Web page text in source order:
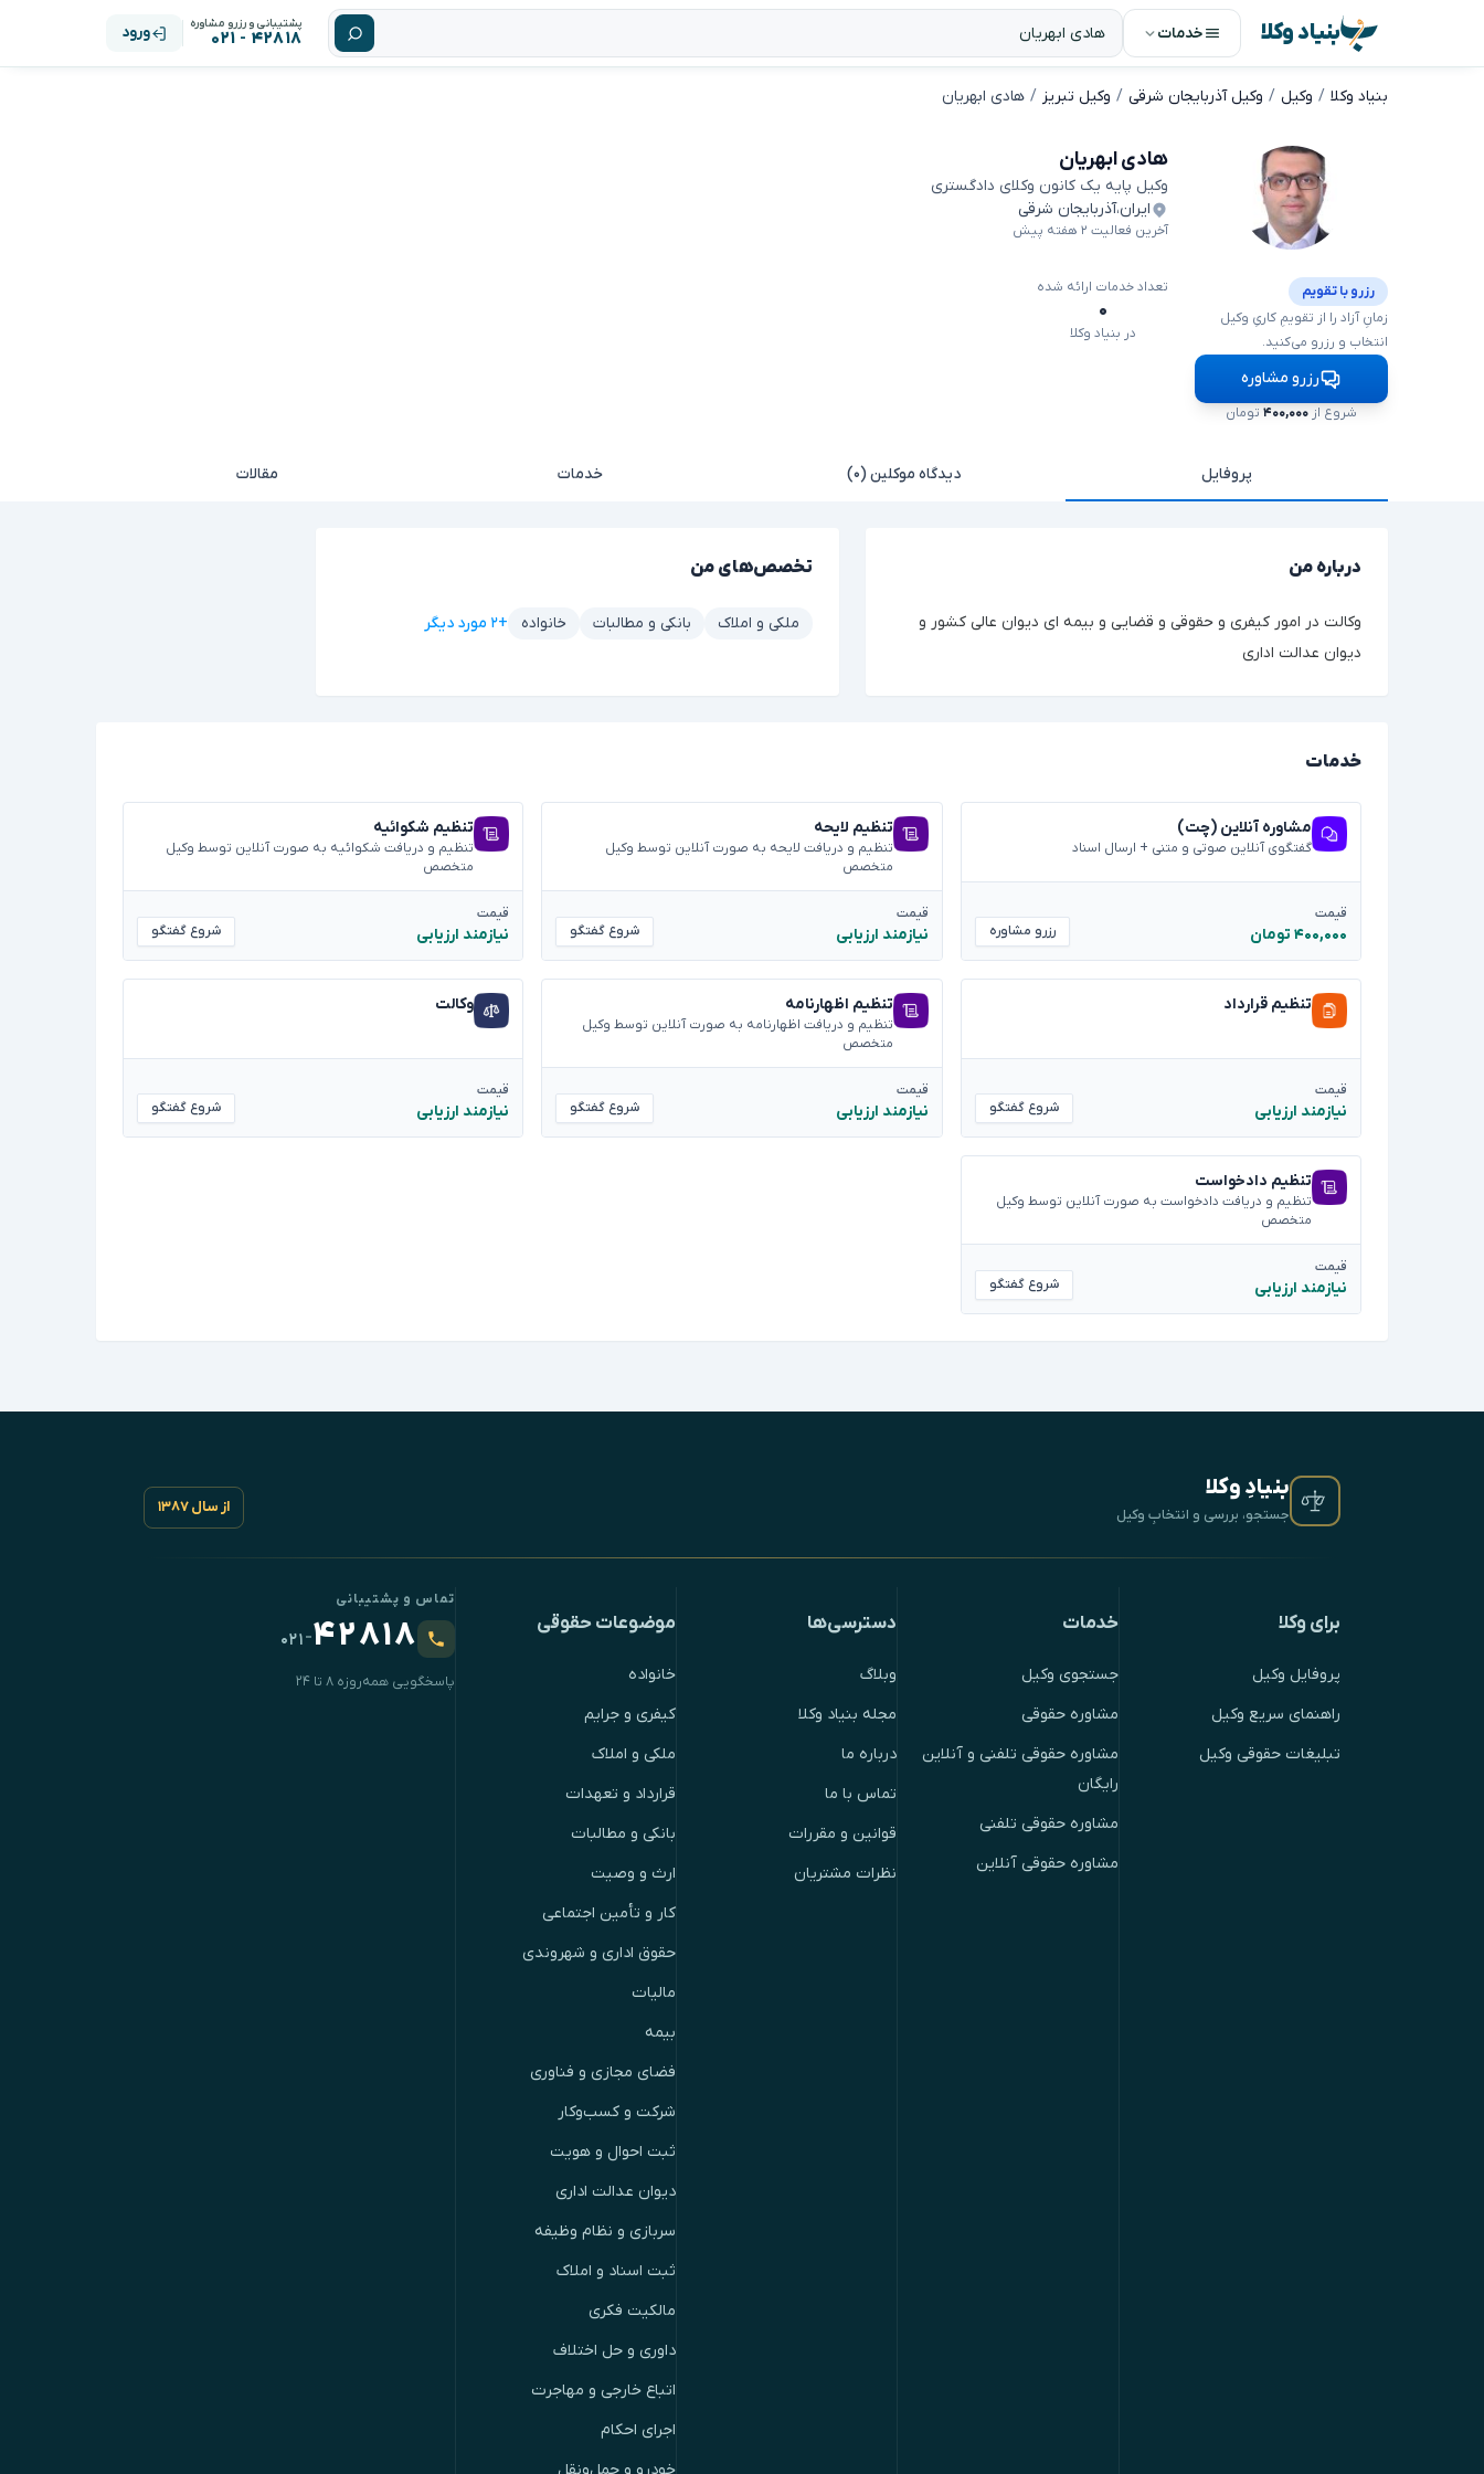
بنیاد وکلا خدمات پشتیبانی و رزرو مشاوره
۴۲۸۱۸ - ۰۲۱ ورود
بنیاد وکلا وکیل وکیل آذربایجان شرقی وکیل تبریز هادی ابهریان
هادی ابهریان
وکیل پایه یک کانون وکلای دادگستری
ایران،آذربایجان شرقی
آخرین فعالیت ۲ هفته پیش
تعداد خدمات ارائه شده
۰
در بنیاد وکلا
رزرو با تقویم
زمانِ آزاد را از تقویمِ کاریِ وکیل
انتخاب و رزرو می‌کنید.
رزرو مشاوره
شروع از ۴۰۰,۰۰۰ تومان
پروفایل دیدگاه موکلین (۰) خدمات مقالات
درباره من
وکالت در امور کیفری و حقوقی و قضایی و بیمه ای دیوان عالی کشور و
دیوان عدالت اداری
تخصص‌های من
ملکی و املاک بانکی و مطالبات خانواده +۲ مورد دیگر
خدمات
مشاوره آنلاین (چت)
گفتگوی آنلاین صوتی و متنی + ارسال اسناد
قیمت
۴۰۰,۰۰۰ تومان رزرو مشاوره
تنظیم لایحه
تنظیم و دریافت لایحه به صورت آنلاین توسط وکیل
متخصص
قیمت
نیازمند ارزیابی شروع گفتگو
تنظیم شکوائیه
تنظیم و دریافت شکوائیه به صورت آنلاین توسط وکیل
متخصص
قیمت
نیازمند ارزیابی شروع گفتگو
تنظیم قرارداد
قیمت
نیازمند ارزیابی شروع گفتگو
تنظیم اظهارنامه
تنظیم و دریافت اظهارنامه به صورت آنلاین توسط وکیل
متخصص
قیمت
نیازمند ارزیابی شروع گفتگو
وکالت
قیمت
نیازمند ارزیابی شروع گفتگو
تنظیم دادخواست
تنظیم و دریافت دادخواست به صورت آنلاین توسط وکیل
متخصص
قیمت
نیازمند ارزیابی شروع گفتگو
بنیادِ وکلا
جستجو، بررسی و انتخابِ وکیل از سال ۱۳۸۷
برای وکلا
پروفایل وکیل
راهنمای سریع وکیل
تبلیغات حقوقی وکیل
خدمات
جستجوی وکیل
مشاوره حقوقی
مشاوره حقوقی تلفنی و آنلاین
رایگان
مشاوره حقوقی تلفنی
مشاوره حقوقی آنلاین
دسترسی‌ها
وبلاگ
مجله بنیاد وکلا
درباره ما
تماس با ما
قوانین و مقررات
نظرات مشتریان
موضوعات حقوقی
خانواده
کیفری و جرایم
ملکی و املاک
قرارداد و تعهدات
بانکی و مطالبات
ارث و وصیت
کار و تأمین اجتماعی
حقوق اداری و شهروندی
مالیات
بیمه
فضای مجازی و فناوری
شرکت و کسب‌وکار
ثبت احوال و هویت
دیوان عدالت اداری
سربازی و نظام وظیفه
ثبت اسناد و املاک
مالکیت فکری
داوری و حل اختلاف
اتباع خارجی و مهاجرت
اجرای احکام
تماس و پشتیبانی
۴۲۸۱۸-۰۲۱
پاسخگویی همه‌روزه ۸ تا ۲۴